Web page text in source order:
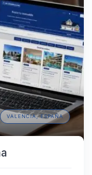
VALENCIA, ESPAÑA